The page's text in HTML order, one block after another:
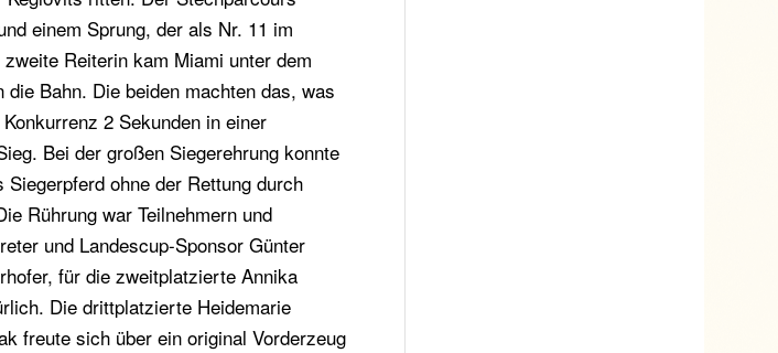
einem Sprung, der als Nr. 11 im
Reiterin kam Miami unter dem
Bahn. Die beiden machten das, was
2 Sekunden in einer
Bei der großen Siegerehrung konnte
ohne der Rettung durch
Rührung war Teilnehmern und
und Landescup-Sponsor Günter
für die zweitplatzierte Annika
Die drittplatzierte Heidemarie
freute sich über ein original Vorderzeug